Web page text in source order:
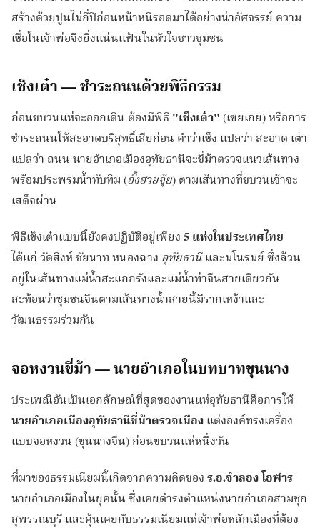
สร้างด้วยปูนไม่กี่ปีก่อนหน้าหนีรอดมาได้อย่างน่าอัศจรรย์ ความ
เชื่อในเจ้าพ่อจึงยิ่งแน่นแฟ้นในหัวใจชาวชุมชน
เช็งเต๋า — ชำระถนนด้วยพิธีกรรม
ก่อนขบวนแห่จะออกเดิน ต้องมีพิธี"เช็งเต๋า"(เซยเกย) หรือการ
ชำระถนนให้สะอาดบริสุทธิ์เสียก่อน คำว่าเช็ง แปลว่า สะอาด เต๋า
แปลว่า ถนน นายอำเภอเมืองอุทัยธานีจะขี่ม้าตรวจแนวเส้นทาง
พร้อมประพรมน้ำทับทิม (อั้งฮวยจุ้ย) ตามเส้นทางที่ขบวนเจ้าจะ
เสด็จผ่าน
พิธีเช็งเต๋าแบบนี้ยังคงปฏิบัติอยู่เพียง5 แห่งในประเทศไทย
ได้แก่ วัดสิงห์ ชัยนาท หนองฉาง อุทัยธานีและมโนรมย์ ซึ่งล้วน
อยู่ในเส้นทางแม่น้ำสะแกกรังและแม่น้ำท่าจีนสายเดียวกัน
สะท้อนว่าชุมชนจีนตามเส้นทางน้ำสายนี้มีรากเหง้าและ
วัฒนธรรมร่วมกัน
จอหงวนขี่ม้า — นายอำเภอในบทบาทขุนนาง
ประเพณีอันเป็นเอกลักษณ์ที่สุดของงานแห่อุทัยธานีคือการให้
นายอำเภอเมืองอุทัยธานีขี่ม้าตรวจเมืองแต่งองค์ทรงเครื่อง
แบบจอหงวน (ขุนนางจีน) ก่อนขบวนแห่หนึ่งวัน
ที่มาของธรรมเนียมนี้เกิดจากความคิดของร.อ.จำลอง โอฬาร
นายอำเภอเมืองในยุคนั้น ซึ่งเคยดำรงตำแหน่งนายอำเภอสามชุก
สุพรรณบุรี และคุ้นเคยกับธรรมเนียมแห่เจ้าพ่อหลักเมืองที่ต้อง